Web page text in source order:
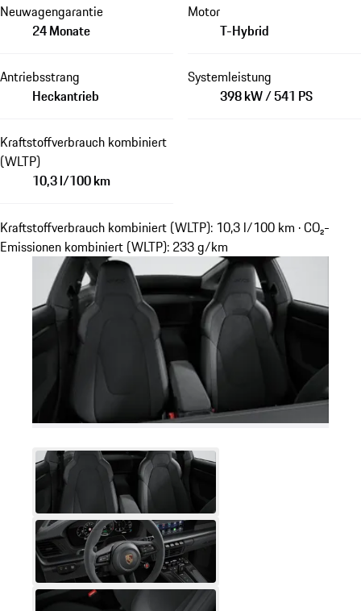
Neuwagengarantie
24 Monate
Motor
T-Hybrid
Antriebsstrang
Heckantrieb
Systemleistung
398 kW / 541 PS
Kraftstoffverbrauch kombiniert
(WLTP)
10,3 l/100 km
Kraftstoffverbrauch kombiniert (WLTP): 10,3 l/100 km · CO₂-
Emissionen kombiniert (WLTP): 233 g/km